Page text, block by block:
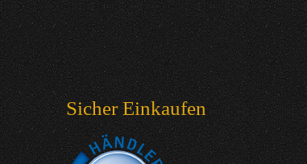
Sicher Einkaufen